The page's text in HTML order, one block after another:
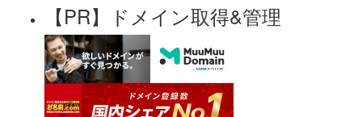
【PR】ドメイン取得&管理